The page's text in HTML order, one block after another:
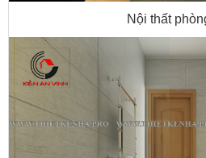
Nội thất